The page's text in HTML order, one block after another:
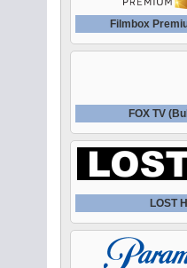
Filmbox
FOX TV
LOST